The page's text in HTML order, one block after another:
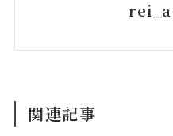
関連記事